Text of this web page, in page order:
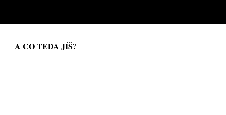
A CO TEDA JÍŠ?